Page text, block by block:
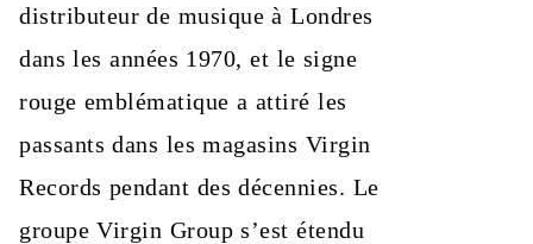
distributeur de musique à Londres
dans les années 1970, et le signe
rouge emblématique a attiré les
passants dans les magasins Virgin
Records pendant des décennies. Le
groupe Virgin Group s’est étendu